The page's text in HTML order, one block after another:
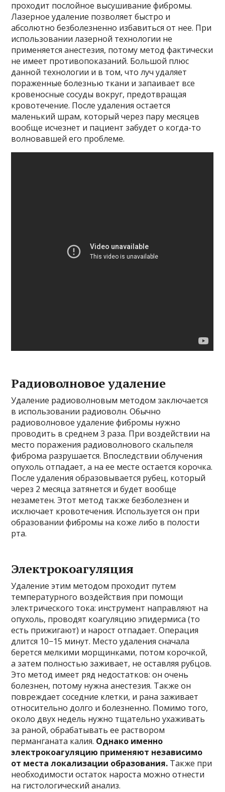
проходит послойное высушивание фибромы.
Лазерное удаление позволяет быстро и
абсолютно безболезненно избавиться от нее. При
использовании лазерной технологии не
применяется анестезия, потому метод фактически
не имеет противопоказаний. Большой плюс
данной технологии и в том, что луч удаляет
пораженные болезнью ткани и запаивает все
кровеносные сосуды вокруг, предотвращая
кровотечение. После удаления остается
маленький шрам, который через пару месяцев
вообще исчезнет и пациент забудет о когда-то
волновавшей его проблеме.
Радиоволновое удаление
Удаление радиоволновым методом заключается
в использовании радиоволн. Обычно
радиоволновое удаление фибромы нужно
проводить в среднем 3 раза. При воздействии на
место поражения радиоволнового скальпеля
фиброма разрушается. Впоследствии облучения
опухоль отпадает, а на ее месте остается корочка.
После удаления образовывается рубец, который
через 2 месяца затянется и будет вообще
незаметен. Этот метод также безболезнен и
исключает кровотечения. Используется он при
образовании фибромы на коже либо в полости
рта.
Электрокоагуляция
Удаление этим методом проходит путем
температурного воздействия при помощи
электрического тока: инструмент направляют на
опухоль, проводят коагуляцию эпидермиса (то
есть прижигают) и нарост отпадает. Операция
длится 10−15 минут. Место удаления сначала
берется мелкими морщинками, потом корочкой,
а затем полностью заживает, не оставляя рубцов.
Это метод имеет ряд недостатков: он очень
болезнен, потому нужна анестезия. Также он
повреждает соседние клетки, и рана заживает
относительно долго и болезненно. Помимо того,
около двух недель нужно тщательно ухаживать
за раной, обрабатывать ее раствором
перманганата калия. Однако именно
электрокоагуляцию применяют независимо
от места локализации образования. Также при
необходимости остаток нароста можно отнести
на гистологический анализ.